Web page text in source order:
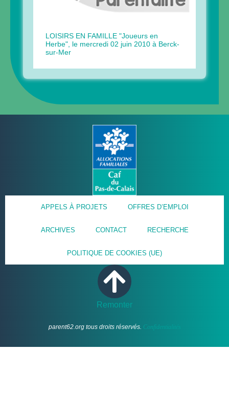
LOISIRS EN FAMILLE "Joueurs en
Herbe", le mercredi 02 juin 2010 à Berck-
sur-Mer
APPELS À PROJETS OFFRES D’EMPLOI
ARCHIVES CONTACT RECHERCHE
POLITIQUE DE COOKIES (UE)
Remonter
parent62.org tous droits réservés. Confidentialités